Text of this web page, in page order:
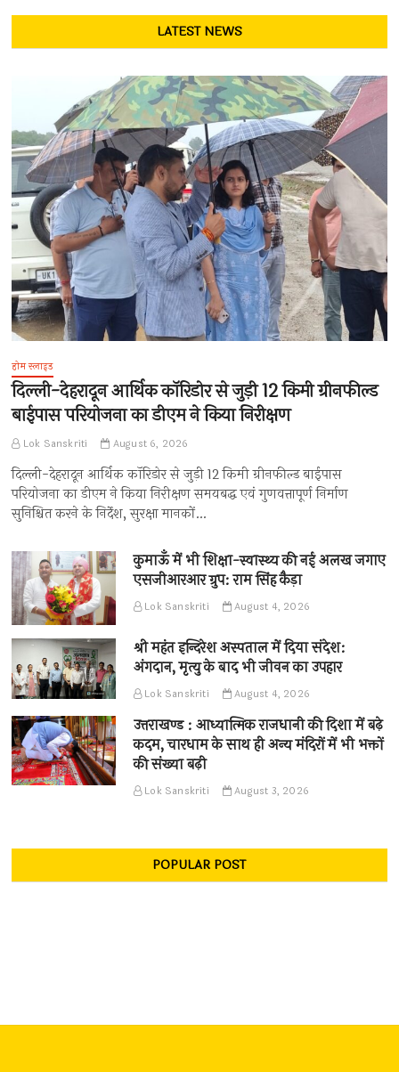
LATEST NEWS
होम स्लाइड
दिल्ली-देहरादून आर्थिक कॉरिडोर से जुड़ी 12 किमी ग्रीनफील्ड
बाईपास परियोजना का डीएम ने किया निरीक्षण
Lok Sanskriti August 6, 2026
दिल्ली-देहरादून आर्थिक कॉरिडोर से जुड़ी 12 किमी ग्रीनफील्ड बाईपास
परियोजना का डीएम ने किया निरीक्षण समयबद्ध एवं गुणवत्तापूर्ण निर्माण
सुनिश्चित करने के निर्देश, सुरक्षा मानकों…
कुमाऊँ में भी शिक्षा-स्वास्थ्य की नई अलख जगाए
एसजीआरआर ग्रुप: राम सिंह कैड़ा
Lok Sanskriti August 4, 2026
श्री महंत इन्दिरेश अस्पताल में दिया संदेश:
अंगदान, मृत्यु के बाद भी जीवन का उपहार
Lok Sanskriti August 4, 2026
उत्तराखण्ड : आध्यात्मिक राजधानी की दिशा में बढ़े
कदम, चारधाम के साथ ही अन्य मंदिरों में भी भक्तों
की संख्या बढ़ी
Lok Sanskriti August 3, 2026
POPULAR POST